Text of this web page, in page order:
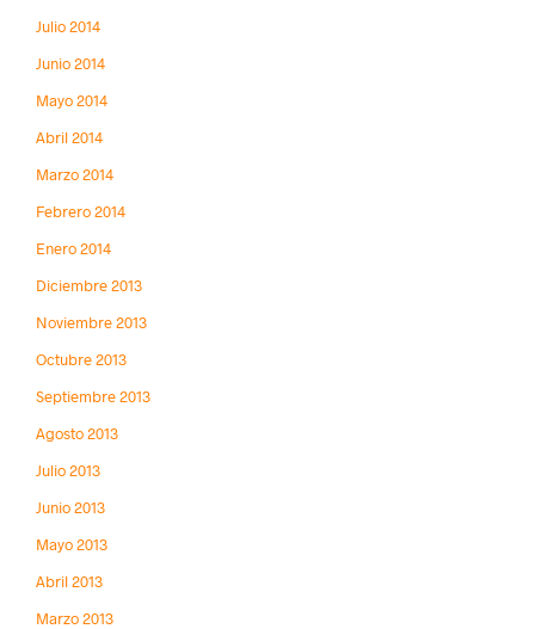
Julio 2014
Junio 2014
Mayo 2014
Abril 2014
Marzo 2014
Febrero 2014
Enero 2014
Diciembre 2013
Noviembre 2013
Octubre 2013
Septiembre 2013
Agosto 2013
Julio 2013
Junio 2013
Mayo 2013
Abril 2013
Marzo 2013